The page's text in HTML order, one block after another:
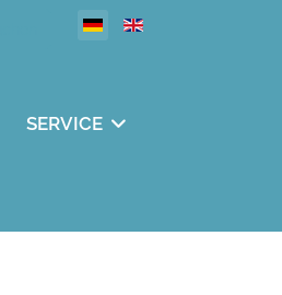
Suchen
SERVICE